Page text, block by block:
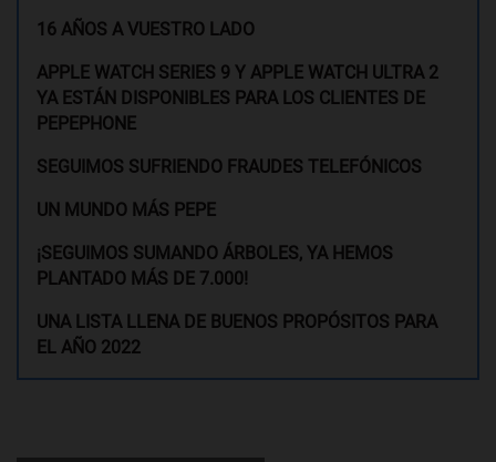
16 AÑOS A VUESTRO LADO
APPLE WATCH SERIES 9 Y APPLE WATCH ULTRA 2
YA ESTÁN DISPONIBLES PARA LOS CLIENTES DE
PEPEPHONE
SEGUIMOS SUFRIENDO FRAUDES TELEFÓNICOS
UN MUNDO MÁS PEPE
¡SEGUIMOS SUMANDO ÁRBOLES, YA HEMOS
PLANTADO MÁS DE 7.000!
UNA LISTA LLENA DE BUENOS PROPÓSITOS PARA
EL AÑO 2022